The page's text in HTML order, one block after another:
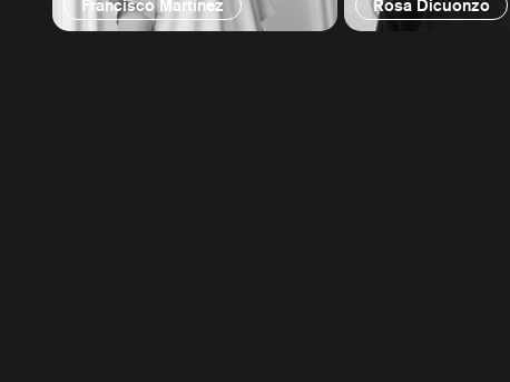
Francisco Martínez Rosa Dicuonzo